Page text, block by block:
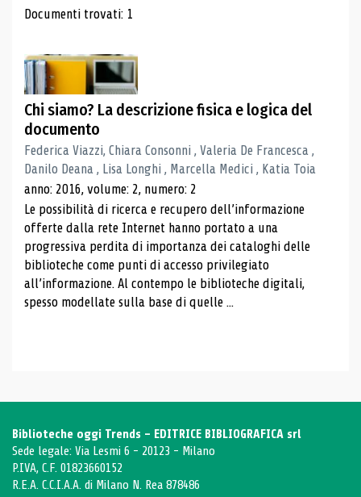
Risultati di ricerca
Documenti trovati: 1
Chi siamo? La descrizione fisica e logica del
documento
Federica Viazzi, Chiara Consonni , Valeria De Francesca ,
Danilo Deana , Lisa Longhi , Marcella Medici , Katia Toia
anno: 2016, volume: 2, numero: 2
Le possibilità di ricerca e recupero dell’informazione
offerte dalla rete Internet hanno portato a una
progressiva perdita di importanza dei cataloghi delle
biblioteche come punti di accesso privilegiato
all’informazione. Al contempo le biblioteche digitali,
spesso modellate sulla base di quelle ...
Biblioteche oggi Trends - EDITRICE BIBLIOGRAFICA srl
Sede legale: Via Lesmi 6 - 20123 - Milano
P.IVA, C.F. 01823660152
R.E.A. C.C.I.A.A. di Milano N. Rea 878486